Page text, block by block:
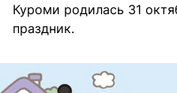
Куроми родилась 31
праздник.